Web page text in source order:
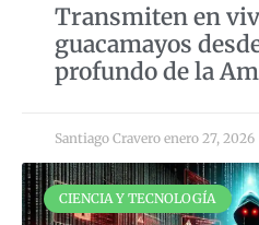
Transmiten en
guacamayos
profundo de la
Santiago Cravero enero 27, 2026
CIENCIA Y TECNOLOGÍA